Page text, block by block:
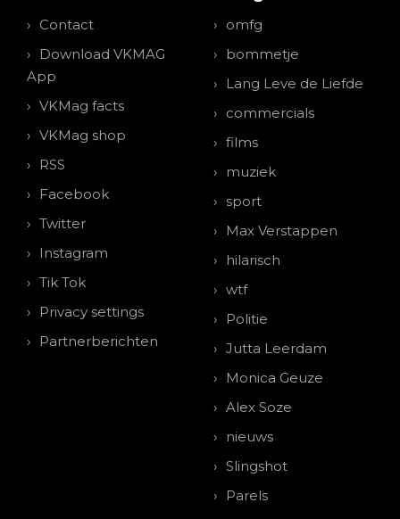
Contact
Download VKMAG
App
VKMag facts
VKMag shop
RSS
Facebook
Twitter
Instagram
Tik Tok
Privacy settings
Partnerberichten
omfg
bommetje
Lang Leve de Liefde
commercials
films
muziek
sport
Max Verstappen
hilarisch
wtf
Politie
Jutta Leerdam
Monica Geuze
Alex Soze
nieuws
Slingshot
Parels